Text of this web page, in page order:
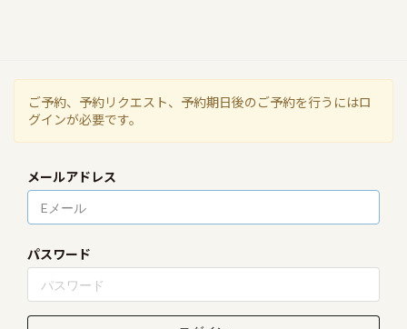
ご予約、予約リクエスト、予約期日後のご予約を行うにはロ
グインが必要です。
メールアドレス
パスワード